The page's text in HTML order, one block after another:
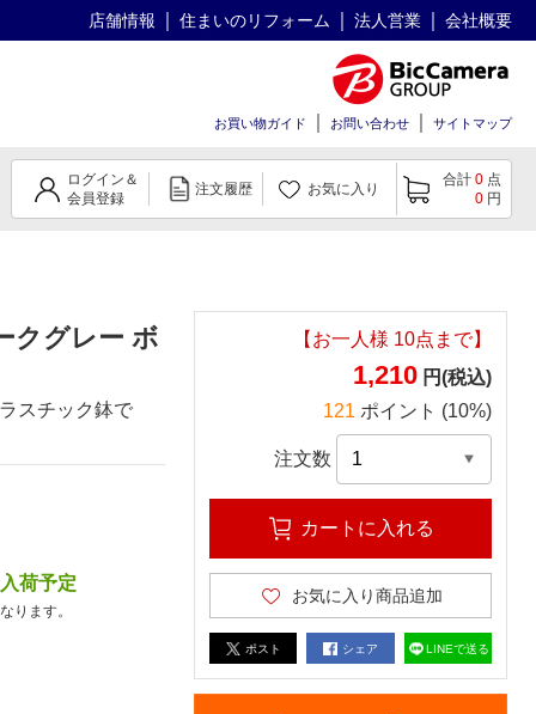
店舗情報 住まいのリフォーム 法人営業 会社概要
お買い物ガイド お問い合わせ サイトマップ
ログイン＆
会員登録
注文履歴 お気に入り
合計 0 点
0 円
クグレー ボ
スチック鉢で
荷予定
ります。
【お一人様 10点まで】
1,210 円(税込)
121 ポイント (10%)
注文数
カートに入れる
お気に入り商品追加
ポスト シェア LINEで送る